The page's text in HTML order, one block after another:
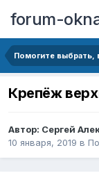
forum-
Помогите выбрать,
Крепёж
Автор: Сергей
10 января, 2019 в